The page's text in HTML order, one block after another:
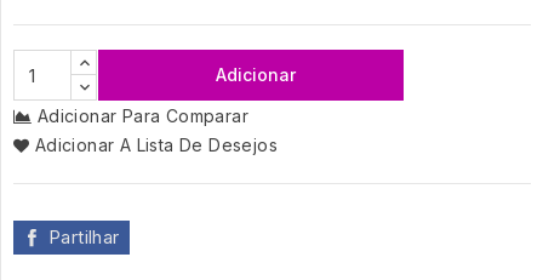
Adicionar
Adicionar Para Comparar
Adicionar A Lista De Desejos
Partilhar